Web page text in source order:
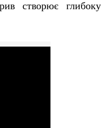
створює глибоку